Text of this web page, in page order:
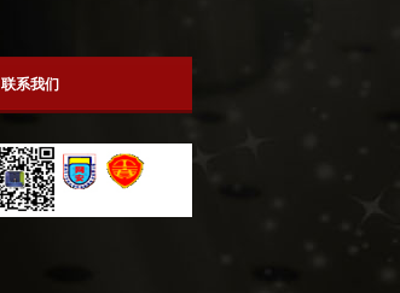
联系我们